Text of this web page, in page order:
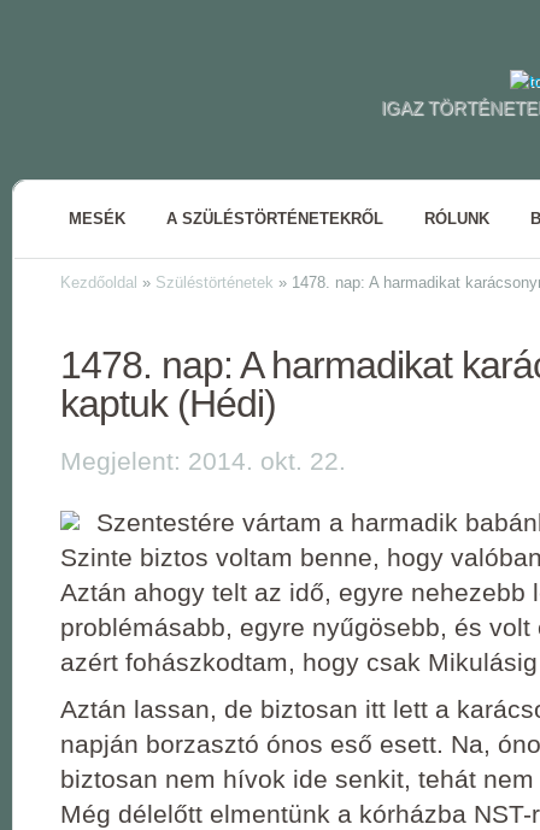
IGAZ
MESÉK A SZÜLÉSTÖRTÉNETEKRŐL RÓLUNK
Kezdőoldal » Szüléstörténetek » 1478. nap: A harmadikat
1478. nap: A harmadikat
kaptuk (Hédi)
Megjelent: 2014. okt. 22.
Szentestére vártam a harmadik
Szinte biztos voltam benne, hogy
Aztán ahogy telt az idő, egyre nehezebb
problémásabb, egyre nyűgösebb, és volt
azért fohászkodtam, hogy csak
Aztán lassan, de biztosan itt lett a
napján borzasztó ónos eső esett. Na,
biztosan nem hívok ide senkit, tehát
Még délelőtt elmentünk a kórházba NST-